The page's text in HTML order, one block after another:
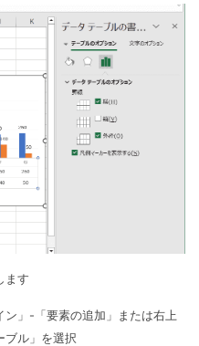
ます
」-「要素の追加」または右上
ブル」を選択